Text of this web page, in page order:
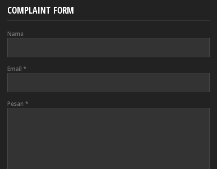
COMPLAINT FORM
Nama
Email *
Pesan *